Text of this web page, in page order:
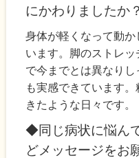
にかわりましたか？
身体が軽くなって動
います。脚のストレ
で今までとは異なり
も実感できています
きたような日々です。
◆同じ病状に悩ん
どメッセージをお